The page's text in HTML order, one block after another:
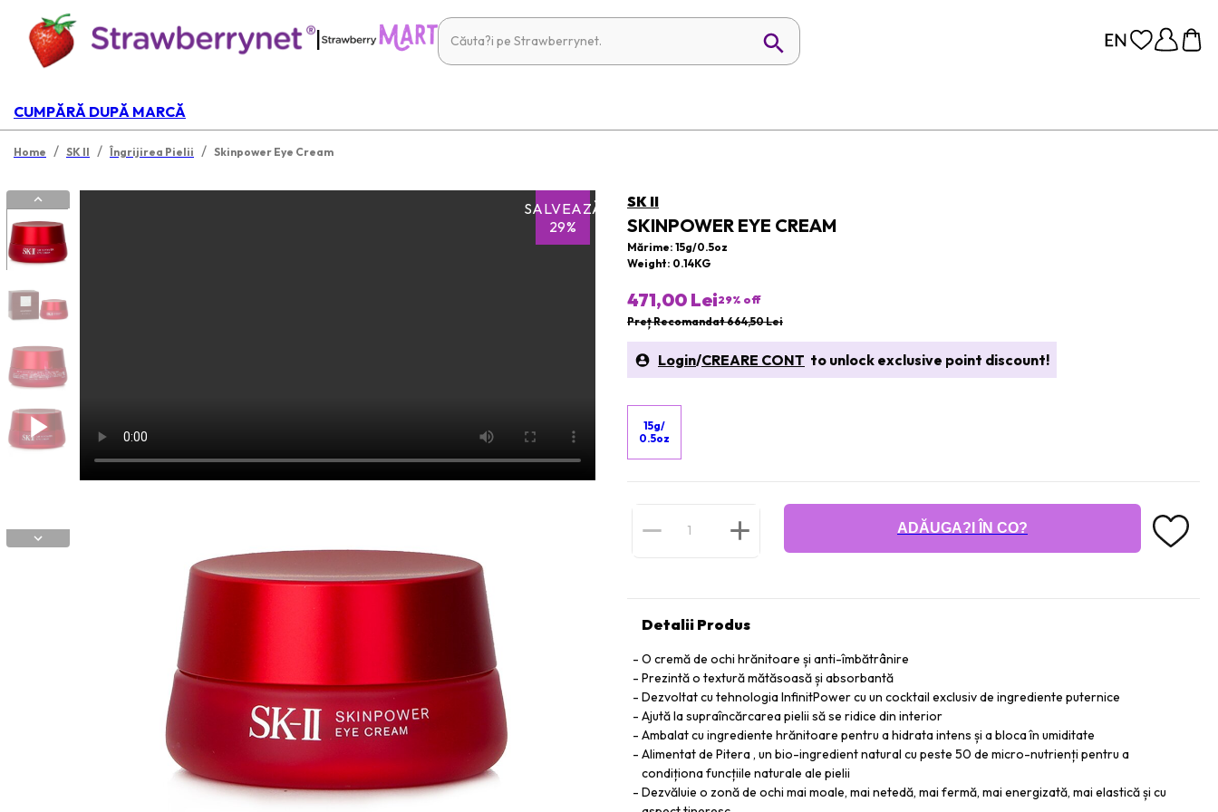
|
CUMPĂRĂ DUPĂ MARCĂ
Home / SK II / Îngrijirea Pielii / Skinpower Eye Cream
SALVEAZĂ
29%
SK II
SKINPOWER EYE CREAM
Mărime: 15g/0.5oz
Weight: 0.14KG
471,00 Lei29% off
Preț Recomandat 664,50 Lei
Login/CREARE CONT to unlock exclusive point discount!
15g/
0.5oz
ADĂUGA?I ÎN CO?
Detalii Produs
O cremă de ochi hrănitoare și anti-îmbătrânire
Prezintă o textură mătăsoasă și absorbantă
Dezvoltat cu tehnologia InfinitPower cu un cocktail exclusiv de ingrediente puternice
Ajută la supraîncărcarea pielii să se ridice din interior
Ambalat cu ingrediente hrănitoare pentru a hidrata intens și a bloca în umiditate
Alimentat de Pitera , un bio-ingredient natural cu peste 50 de micro-nutrienți pentru a
condiționa funcțiile naturale ale pielii
Dezvăluie o zonă de ochi mai moale, mai netedă, mai fermă, mai energizată, mai elastică și cu